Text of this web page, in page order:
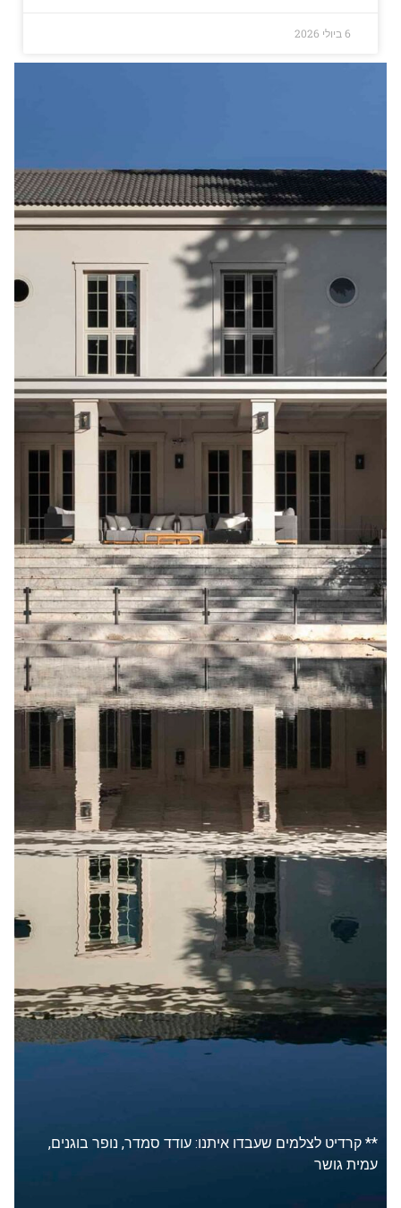
6 ביולי 2026
** קרדיט לצלמים שעבדו איתנו: עודד סמדר, נופר בוגנים,
עמית גושר